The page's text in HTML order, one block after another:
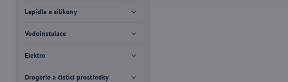
Lepidla a silikony
Vodoinstalace
Elektro
Drogerie a čistící prostředky